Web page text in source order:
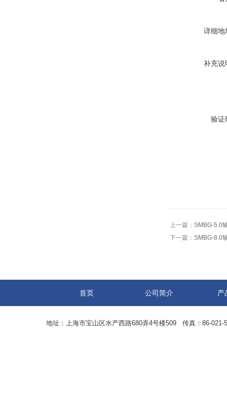
详细地
补充说
验证
上一篇： SMBG-5.0
下一篇： SMBG-8.0
首页 公司简介 产
地址：上海市宝山区水产西路680弄4号楼509 传真：86-